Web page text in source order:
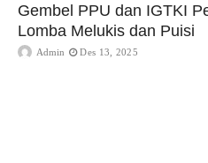
Gembel PPU dan IGTKI
Lomba Melukis dan Puisi
Admin Des 13, 2025